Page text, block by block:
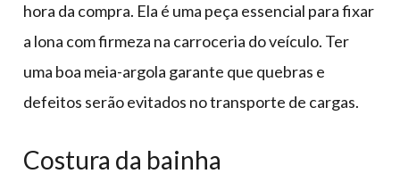
hora da compra. Ela é uma peça essencial para fixar
a lona com firmeza na carroceria do veículo. Ter
uma boa meia-argola garante que quebras e
defeitos serão evitados no transporte de cargas.
Costura da bainha